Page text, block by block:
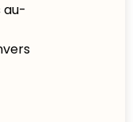
au-